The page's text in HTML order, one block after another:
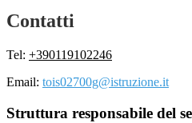
Contatti
Tel: +390119102246
Email: tois02700g@istruzione.it
Struttura responsabile del